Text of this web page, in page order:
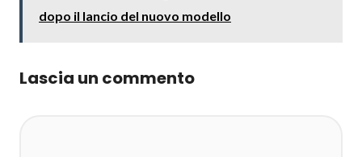
dopo il lancio del nuovo modello
Lascia un commento